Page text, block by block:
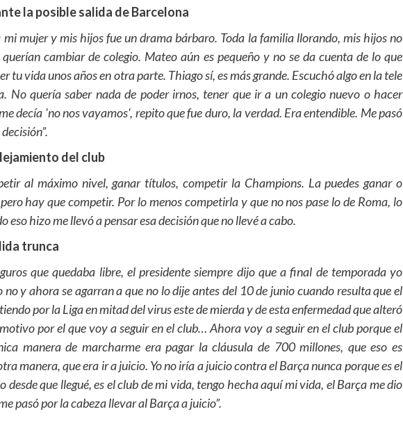
la posible salida de Barcelona
mi mujer y mis hijos fue un drama bárbaro. Toda la familia llorando, mis hijos no
cambiar de colegio. Mateo aún es pequeño y no se da cuenta de lo que
tu vida unos años en otra parte. Thiago sí, es más grande. Escuchó algo en la tele
No quería saber nada de poder irnos, tener que ir a un colegio nuevo o hacer
decía 'no nos vayamos', repito que fue duro, la verdad. Era entendible. Me pasó
del club
al máximo nivel, ganar títulos, competir la Champions. La puedes ganar o
hay que competir. Por lo menos competirla y que no nos pase lo de Roma, lo
eso hizo me llevó a pensar esa decisión que no llevé a cabo.
trunca
que quedaba libre, el presidente siempre dijo que a final de temporada yo
y ahora se agarran a que no lo dije antes del 10 de junio cuando resulta que el
por la Liga en mitad del virus este de mierda y de esta enfermedad que alteró
por el que voy a seguir en el club… Ahora voy a seguir en el club porque el
manera de marcharme era pagar la cláusula de 700 millones, que eso es
manera, que era ir a juicio. Yo no iría a juicio contra el Barça nunca porque es el
desde que llegué, es el club de mi vida, tengo hecha aquí mi vida, el Barça me dio
pasó por la cabeza llevar al Barça a juicio”.